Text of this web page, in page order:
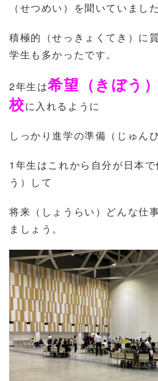
（せつめい）を聞いていました
積極的（せっきょくてき）に
学生も多かったです。
2年生は希望（きぼう
校に入れるように
しっかり進学の準備（じゅん
1 年生はこれから自分が日本
う）して
将来（しょうらい）どんな仕
ましょう。